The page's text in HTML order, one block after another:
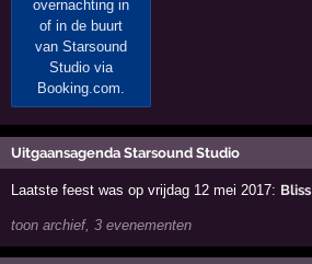
Uitgaansagenda Starsound Studio
Laatste feest was op vrijdag 12 mei 2017: Bliss
toon archief, 3 evenementen